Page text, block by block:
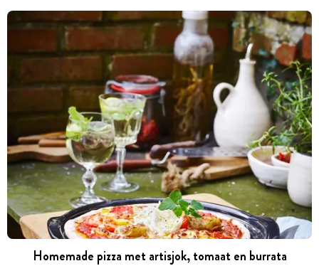
Homemade pizza met artisjok, tomaat en burrata